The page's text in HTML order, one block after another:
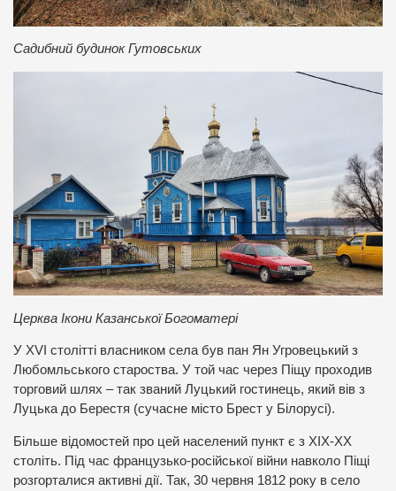
Садибний будинок Гутовських
Церква Ікони Казанської Богоматері
У XVI столітті власником села був пан Ян Угровецький з
Любомльського староства. У той час через Піщу проходив
торговий шлях – так званий Луцький гостинець, який вів з
Луцька до Берестя (сучасне місто Брест у Білорусі).
Більше відомостей про цей населений пункт є з ХІХ-ХХ
століть. Під час французько-російської війни навколо Піщі
розгорталися активні дії. Так, 30 червня 1812 року в село